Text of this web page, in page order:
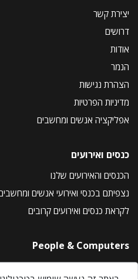
יצירת קשר
דרושים
אודות
הנמר
הצהרת נגישות
מדיניות הפרטיות
אפליקציה אנשים ומחשבים
כנסים ואירועים
הכנסים והאירועים שלנו
נצפיתם בכנסי ואירועי אנשים
לקראת כנסים ואירועים קרובים
People & Computers
About Us